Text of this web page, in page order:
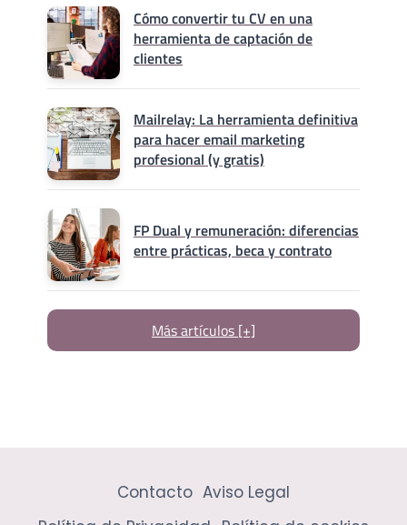
Cómo convertir tu CV en una
herramienta de captación de
clientes
Mailrelay: La herramienta definitiva
para hacer email marketing
profesional (y gratis)
FP Dual y remuneración: diferencias
entre prácticas, beca y contrato
Más artículos [+]
Contacto Aviso Legal